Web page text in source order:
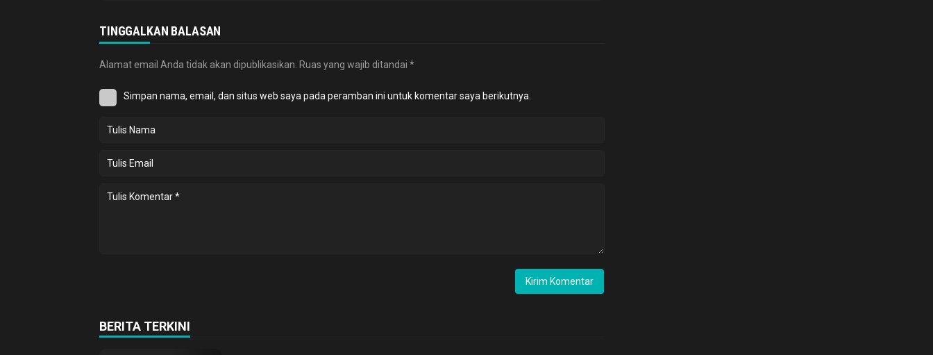
TINGGALKAN BALASAN
Alamat email Anda tidak akan dipublikasikan. Ruas yang wajib ditandai *
Simpan nama, email, dan situs web saya pada peramban ini untuk komentar saya berikutnya.
BERITA TERKINI